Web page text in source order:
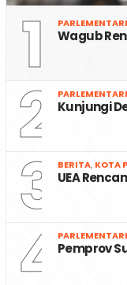
1 Wagub
2 Kunjungi
3 BERITA, KOTA
UEA
4 Pemprov